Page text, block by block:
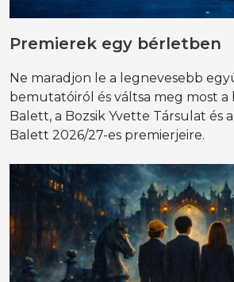
Premierek egy bérletben
Ne maradjon le a legnevesebb
bemutatóiról és váltsa meg most a
Balett, a Bozsik Yvette Társulat és
Balett 2026/27-es premierjeire.